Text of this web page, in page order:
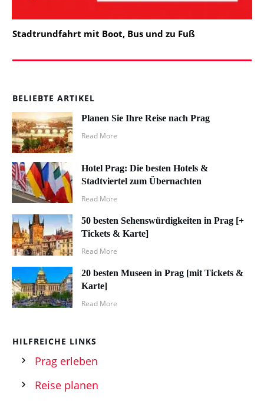
Stadtrundfahrt mit Boot, Bus und zu Fuß
BELIEBTE ARTIKEL
Planen Sie Ihre Reise nach Prag
Read More
Hotel Prag: Die besten Hotels &
Stadtviertel zum Übernachten
Read More
50 besten Sehenswürdigkeiten in Prag [+
Tickets & Karte]
Read More
20 besten Museen in Prag [mit Tickets &
Karte]
Read More
HILFREICHE LINKS
Prag erleben
Reise planen